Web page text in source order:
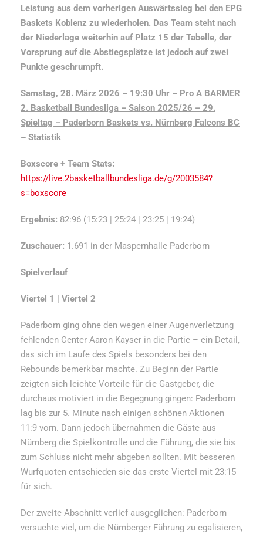
Leistung aus dem vorherigen Auswärtssieg bei den EPG
Baskets Koblenz zu wiederholen. Das Team steht nach
der Niederlage weiterhin auf Platz 15 der Tabelle, der
Vorsprung auf die Abstiegsplätze ist jedoch auf zwei
Punkte geschrumpft.
Samstag, 28. März 2026 – 19:30 Uhr – Pro A BARMER
2. Basketball Bundesliga – Saison 2025/26 – 29.
Spieltag – Paderborn Baskets vs. Nürnberg Falcons BC
– Statistik
Boxscore + Team Stats:
https://live.2basketballbundesliga.de/g/2003584?
s=boxscore
Ergebnis: 82:96 (15:23 | 25:24 | 23:25 | 19:24)
Zuschauer: 1.691 in der Maspernhalle Paderborn
Spielverlauf
Viertel 1 | Viertel 2
Paderborn ging ohne den wegen einer Augenverletzung
fehlenden Center Aaron Kayser in die Partie – ein Detail,
das sich im Laufe des Spiels besonders bei den
Rebounds bemerkbar machte. Zu Beginn der Partie
zeigten sich leichte Vorteile für die Gastgeber, die
durchaus motiviert in die Begegnung gingen: Paderborn
lag bis zur 5. Minute nach einigen schönen Aktionen
11:9 vorn. Dann jedoch übernahmen die Gäste aus
Nürnberg die Spielkontrolle und die Führung, die sie bis
zum Schluss nicht mehr abgeben sollten. Mit besseren
Wurfquoten entschieden sie das erste Viertel mit 23:15
für sich.
Der zweite Abschnitt verlief ausgeglichen: Paderborn
versuchte viel, um die Nürnberger Führung zu egalisieren,